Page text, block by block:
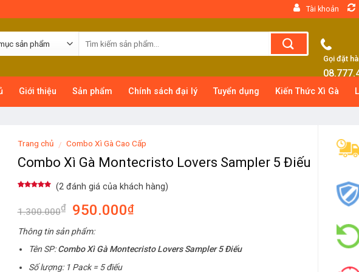
Tài khoản
Gọi đặt
Giới thiệu Sản phẩm Chính sách đại lý Tuyển dụng Kiến Thức Xì Gà
Trang chủ / Combo Xì Gà Cao Cấp
Combo Xì Gà Montecristo Lovers Sampler 5 Điếu
đánh giá
(2đánh giá của khách hàng)
1.300.000₫ 950.000₫
Thông tin sản phẩm:
Tên SP:Combo Xì Gà Montecristo Lovers Sampler 5 Điếu
Số lượng: 1 Pack = 5 điếu